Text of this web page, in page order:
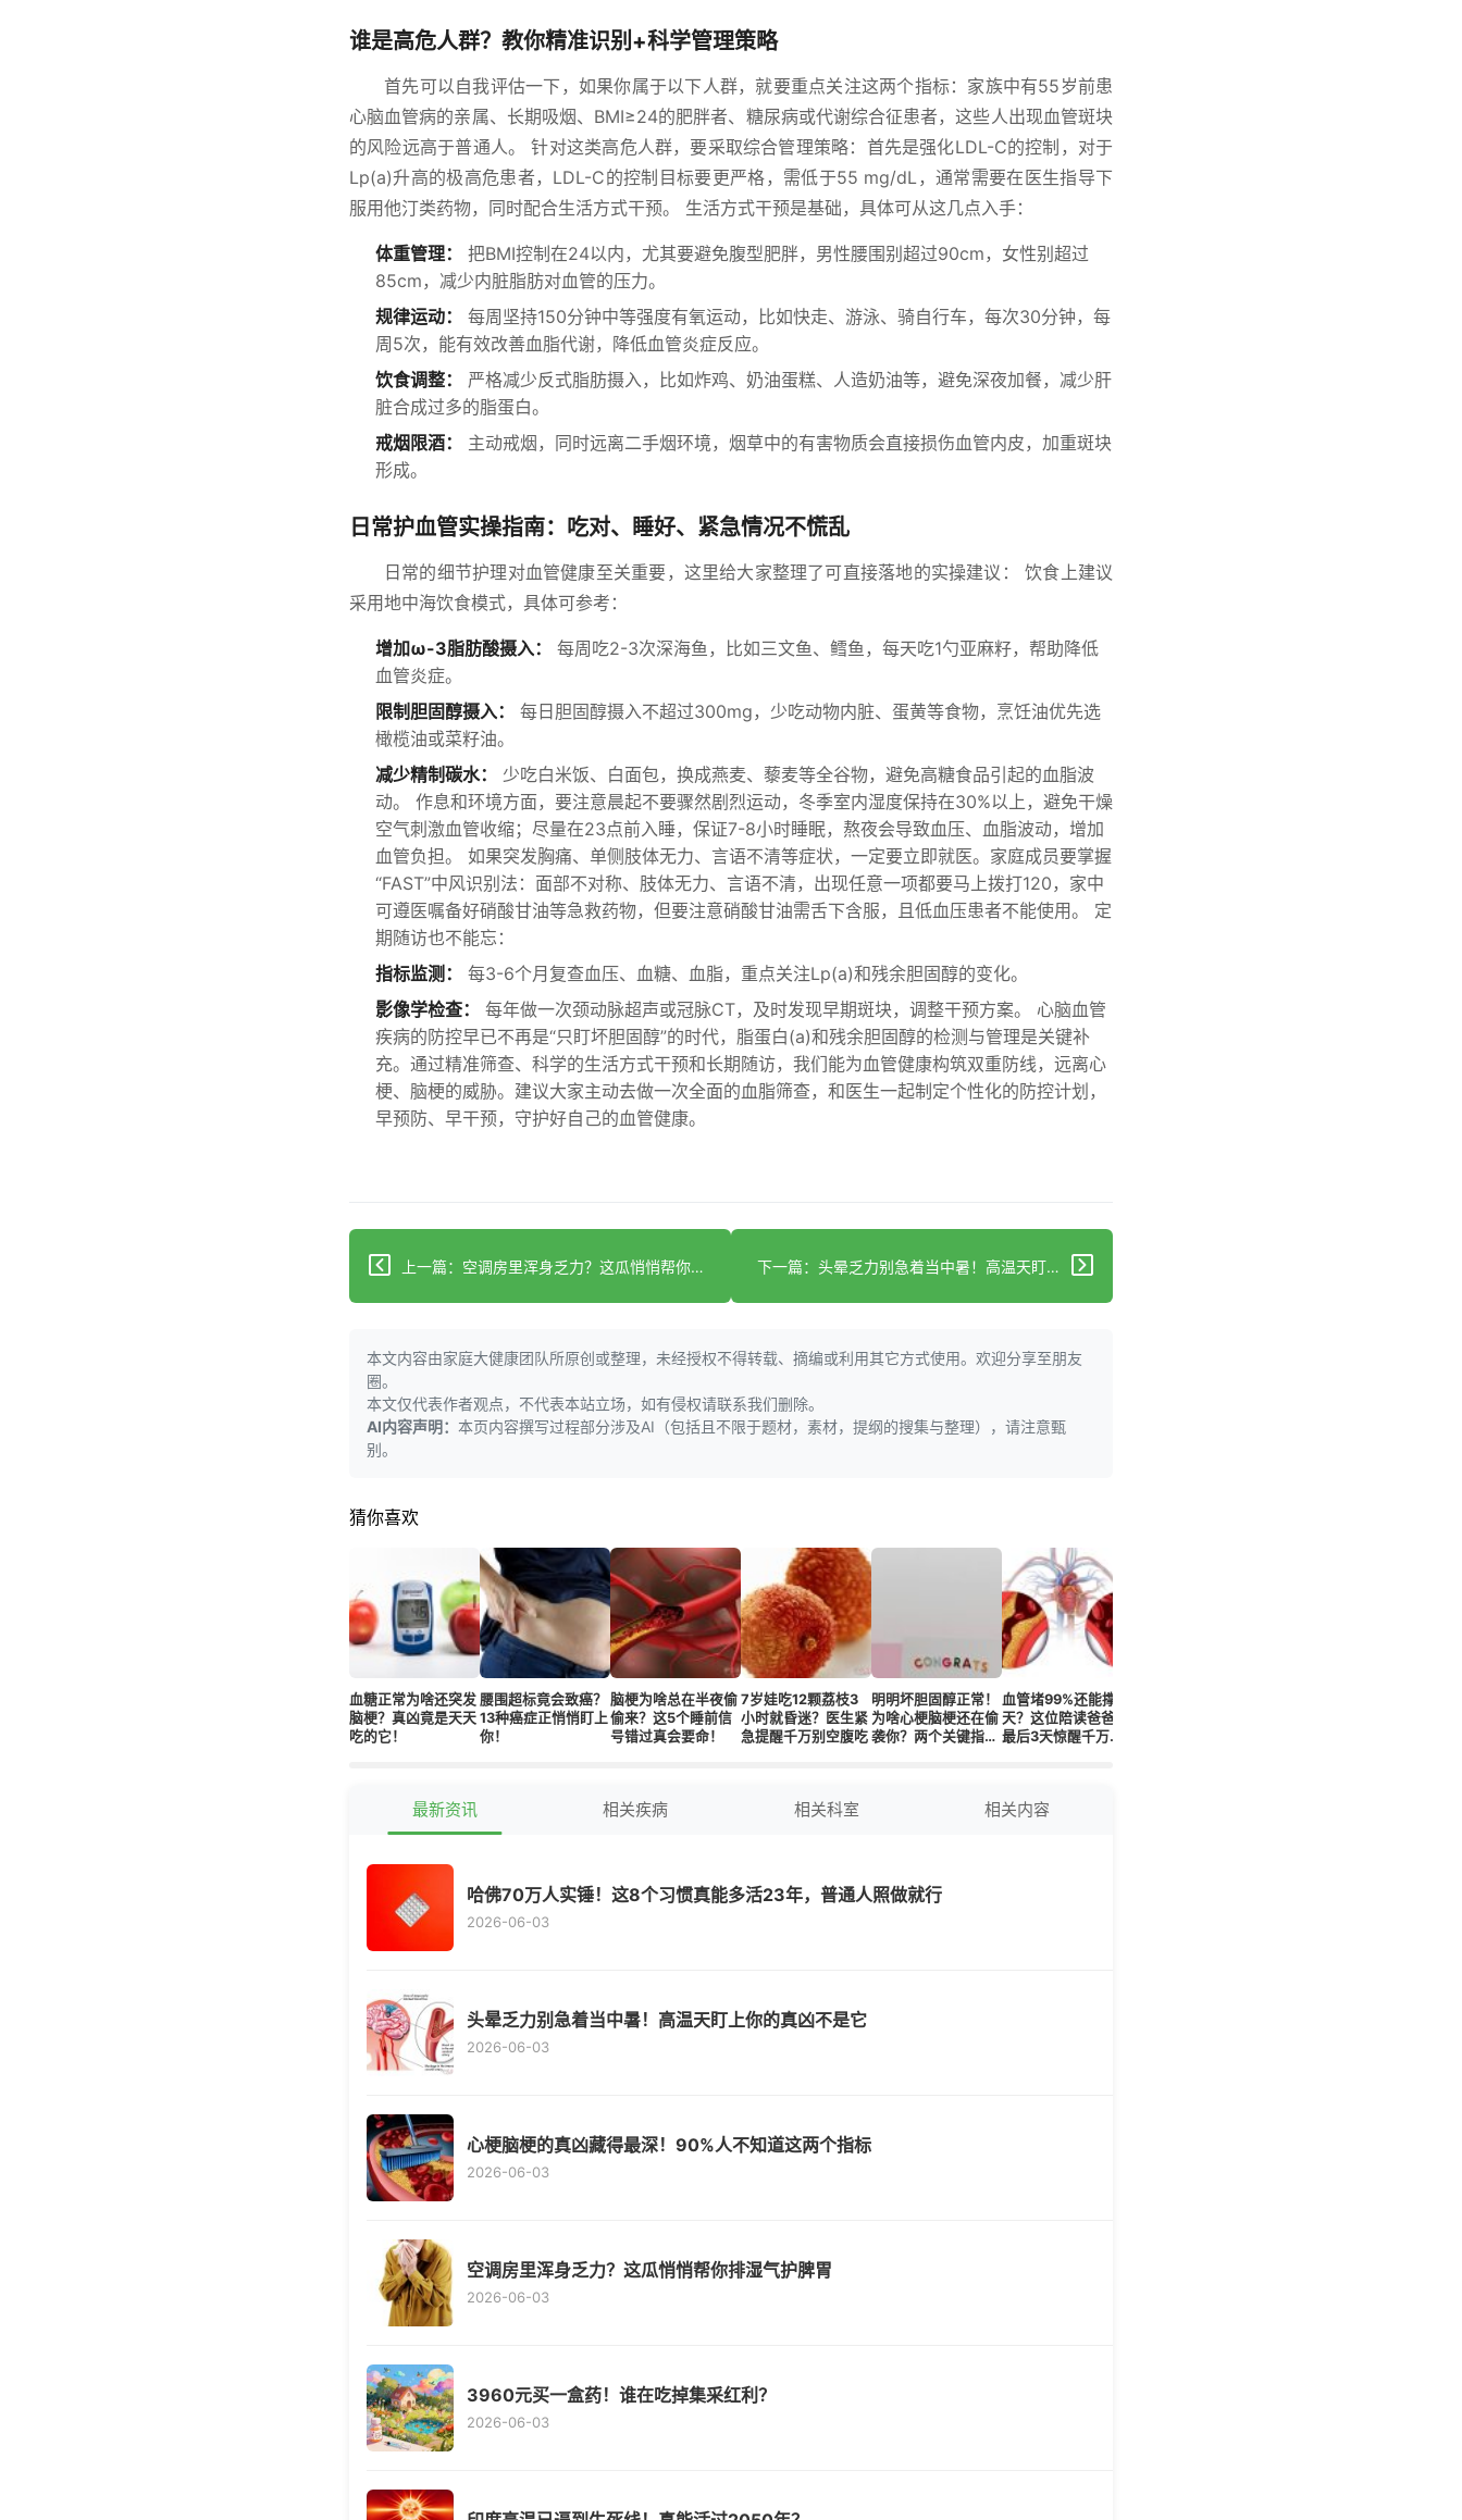
谁是高危人群？教你精准识别+科学管理策略
首先可以自我评估一下，如果你属于以下人群，就要重点关注这两个指标：家族中有55岁前患
心脑血管病的亲属、长期吸烟、BMI≥24的肥胖者、糖尿病或代谢综合征患者，这些人出现血管斑块
的风险远高于普通人。 针对这类高危人群，要采取综合管理策略：首先是强化LDL-C的控制，对于
Lp(a)升高的极高危患者，LDL-C的控制目标要更严格，需低于55 mg/dL，通常需要在医生指导下
服用他汀类药物，同时配合生活方式干预。 生活方式干预是基础，具体可从这几点入手：
体重管理：
把BMI控制在24以内，尤其要避免腹型肥胖，男性腰围别超过90cm，女性别超过
85cm，减少内脏脂肪对血管的压力。
规律运动：
每周坚持150分钟中等强度有氧运动，比如快走、游泳、骑自行车，每次30分钟，每
周5次，能有效改善血脂代谢，降低血管炎症反应。
饮食调整：
严格减少反式脂肪摄入，比如炸鸡、奶油蛋糕、人造奶油等，避免深夜加餐，减少肝
脏合成过多的脂蛋白。
戒烟限酒：
主动戒烟，同时远离二手烟环境，烟草中的有害物质会直接损伤血管内皮，加重斑块
形成。
日常护血管实操指南：吃对、睡好、紧急情况不慌乱
日常的细节护理对血管健康至关重要，这里给大家整理了可直接落地的实操建议： 饮食上建议
采用地中海饮食模式，具体可参考：
增加ω-3脂肪酸摄入：
每周吃2-3次深海鱼，比如三文鱼、鳕鱼，每天吃1勺亚麻籽，帮助降低
血管炎症。
限制胆固醇摄入：
每日胆固醇摄入不超过300mg，少吃动物内脏、蛋黄等食物，烹饪油优先选
橄榄油或菜籽油。
减少精制碳水：
少吃白米饭、白面包，换成燕麦、藜麦等全谷物，避免高糖食品引起的血脂波
动。 作息和环境方面，要注意晨起不要骤然剧烈运动，冬季室内湿度保持在30%以上，避免干燥
空气刺激血管收缩；尽量在23点前入睡，保证7-8小时睡眠，熬夜会导致血压、血脂波动，增加
血管负担。 如果突发胸痛、单侧肢体无力、言语不清等症状，一定要立即就医。家庭成员要掌握
“FAST”中风识别法：面部不对称、肢体无力、言语不清，出现任意一项都要马上拨打120，家中
可遵医嘱备好硝酸甘油等急救药物，但要注意硝酸甘油需舌下含服，且低血压患者不能使用。 定
期随访也不能忘：
指标监测：
每3-6个月复查血压、血糖、血脂，重点关注Lp(a)和残余胆固醇的变化。
影像学检查：
每年做一次颈动脉超声或冠脉CT，及时发现早期斑块，调整干预方案。 心脑血管
疾病的防控早已不再是“只盯坏胆固醇”的时代，脂蛋白(a)和残余胆固醇的检测与管理是关键补
充。通过精准筛查、科学的生活方式干预和长期随访，我们能为血管健康构筑双重防线，远离心
梗、脑梗的威胁。建议大家主动去做一次全面的血脂筛查，和医生一起制定个性化的防控计划，
早预防、早干预，守护好自己的血管健康。
上一篇：空调房里浑身乏力？这瓜悄悄帮你排湿气护脾胃 下一篇：头晕乏力别急着当中暑！高温天盯上你的真凶不是它
本文内容由家庭大健康团队所原创或整理，未经授权不得转载、摘编或利用其它方式使用。欢迎分享至朋友
圈。
本文仅代表作者观点，不代表本站立场，如有侵权请联系我们删除。
AI内容声明： 本页内容撰写过程部分涉及AI（包括且不限于题材，素材，提纲的搜集与整理），请注意甄
别。
猜你喜欢
血糖正常为啥还突发
脑梗？真凶竟是天天
吃的它！
腰围超标竟会致癌？
13种癌症正悄悄盯上
你！
脑梗为啥总在半夜偷
偷来？这5个睡前信
号错过真会要命！
7岁娃吃12颗荔枝3
小时就昏迷？医生紧
急提醒千万别空腹吃
明明坏胆固醇正常！
为啥心梗脑梗还在偷
袭你？两个关键指标
血管堵99%还能撑几
天？这位陪读爸爸的
最后3天惊醒千万家
最新资讯 相关疾病 相关科室 相关内容
哈佛70万人实锤！这8个习惯真能多活23年，普通人照做就行
2026-06-03
头晕乏力别急着当中暑！高温天盯上你的真凶不是它
2026-06-03
心梗脑梗的真凶藏得最深！90%人不知道这两个指标
2026-06-03
空调房里浑身乏力？这瓜悄悄帮你排湿气护脾胃
2026-06-03
3960元买一盒药！谁在吃掉集采红利？
2026-06-03